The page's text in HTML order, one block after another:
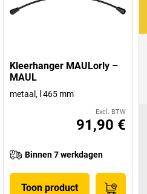
Kleerhanger MAULorly –
MAUL
metaal, l 465 mm
Excl. BTW
91,90 €
Binnen 7 werkdagen
Toon product